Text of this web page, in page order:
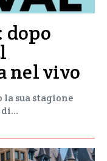
dopo
nel vivo
sua stagione
di…